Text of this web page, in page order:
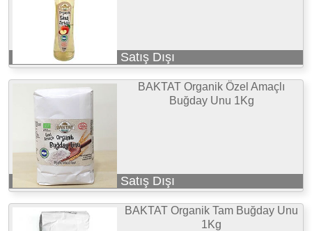
Satış Dışı
BAKTAT Organik Özel Amaçlı
Buğday Unu 1Kg
Satış Dışı
BAKTAT Organik Tam Buğday Unu
1Kg